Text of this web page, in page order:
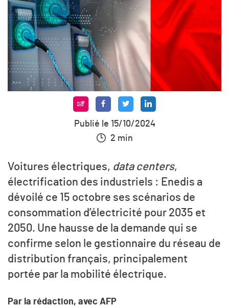
Publié le 15/10/2024
2 min
Voitures électriques, data centers,
électrification des industriels : Enedis a
dévoilé ce 15 octobre ses scénarios de
consommation d’électricité pour 2035 et
2050. Une hausse de la demande qui se
confirme selon le gestionnaire du réseau de
distribution français, principalement
portée par la mobilité électrique.
Par la rédaction, avec AFP